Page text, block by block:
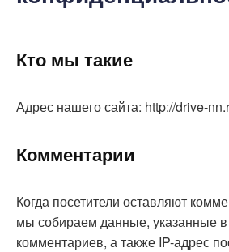
Кто мы такие
Адрес нашего сайта: http://drive-
Комментарии
Когда посетители оставляют
мы собираем данные, указанные
комментариев, а также IP-адрес